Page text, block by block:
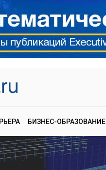
БИЗНЕС-ОБРАЗОВАНИЕ